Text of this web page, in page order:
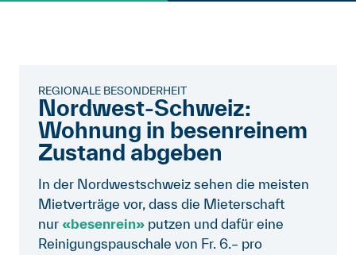
REGIONALE BESONDERHEIT
Nordwest-Schweiz:
Wohnung in besenreinem
Zustand abgeben
In der Nordwestschweiz sehen die meisten
Mietverträge vor, dass die Mieterschaft
nur «besenrein» putzen und dafür eine
Reinigungspauschale von Fr. 6.– pro